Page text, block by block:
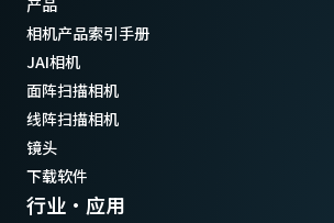
产品
相机产品索引手册
JAI相机
面阵扫描相机
线阵扫描相机
镜头
下载软件
行业·应用